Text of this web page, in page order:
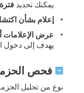
يمكنك تحديد
إعلام بشأن
عرض الإعلامات
يهدف إلى دخول
فحص
نوع من تحليل